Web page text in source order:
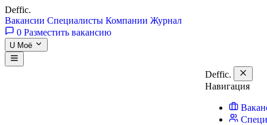
Deffic.
Вакансии Специалисты Компании Журнал
0 Разместить вакансию
U Моё
Deffic.
Навигация